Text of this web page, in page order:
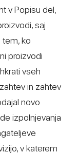
v Popisu del,
saj
tem, ko
proizvodi
vseh
in zahtev
novo
izpolnjevanja
v katerem